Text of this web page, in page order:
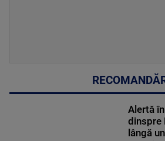
Alertă
dinspre
lângă